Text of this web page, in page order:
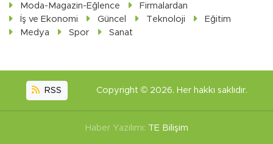
Moda-Magazin-Eğlence
Firmalardan
İş ve Ekonomi
Güncel Teknoloji
Eğitim
Medya
Spor Sanat
RSS Copyright © 2026. Her hakkı saklıdır.
Haber Yazılımı: TE Bilişim